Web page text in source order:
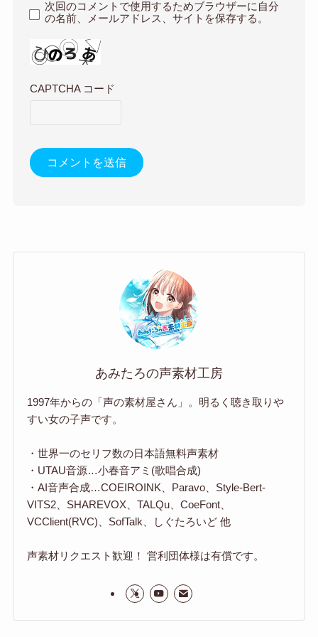
次回のコメントで使用するためブラウザーに自分
の名前、メールアドレス、サイトを保存する。
CAPTCHA コード
あみたろの声素材工房
1997年からの「声の素材屋さん」。明るく聴き取りや
すい女の子声です。
・世界一のセリフ数の日本語無料声素材
・UTAU音源…小春音アミ(歌唱合成)
・AI音声合成…COEIROINK、Paravo、Style-Bert-
VITS2、SHAREVOX、TALQu、CoeFont、
VCClient(RVC)、SofTalk、しぐたろいど 他
声素材リクエスト歓迎！ 営利団体様は有償です。